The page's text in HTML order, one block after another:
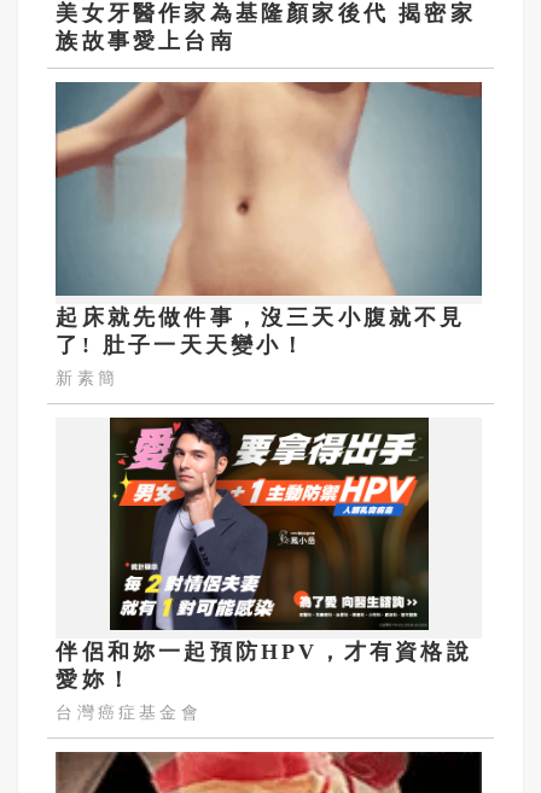
美女牙醫作家為基隆顏家後代 揭密家
族故事愛上台南
起床就先做件事，沒三天小腹就不見
了! 肚子一天天變小！
新素簡
伴侶和妳一起預防HPV，才有資格說
愛妳！
台灣癌症基金會